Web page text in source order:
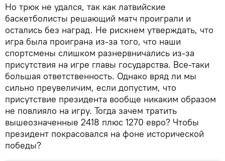
Но трюк не удался, так как латвийские
баскетболисты решающий матч проиграли и
остались без наград. Не рискнем утверждать, что
игра была проиграна из-за того, что наши
спортсмены слишком разнервничались из-за
присутствия на игре главы государства. Все-таки
большая ответственность. Однако вряд ли мы
сильно преувеличим, если допустим, что
присутствие президента вообще никаким образом
не повлияло на игру. Тогда зачем тратить
вышеозначенные 2418 плюс 1270 евро? Чтобы
президент покрасовался на фоне исторической
победы?